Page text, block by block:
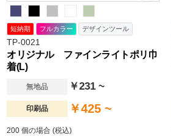
短納期 フルカラー デザインツール
TP-0021
オリジナル ファインライトポリ巾
着(L)
無地品 ￥231 ~
印刷品 ￥425 ~
200 個の場合 (税込)